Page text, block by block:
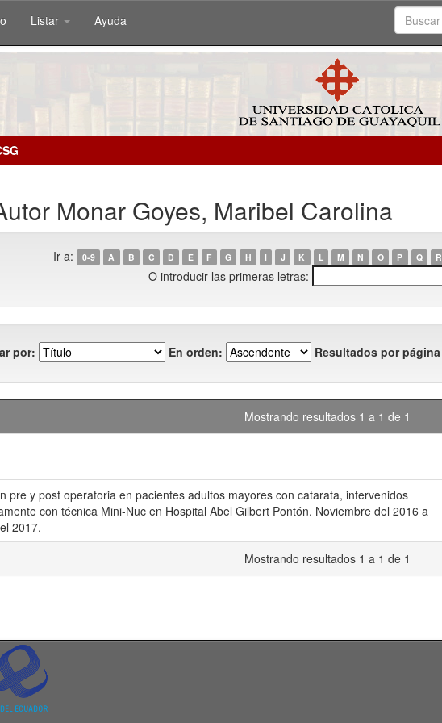
Listar Ayuda
Monar Goyes, Maribel Carolina
Ir a: 0-9 A B C D E F G H I J K L M N O P Q R
O introducir las primeras letras:
por: En orden: Resultados por página
Mostrando resultados 1 a 1 de 1
pre y post operatoria en pacientes adultos mayores con catarata, intervenidos
con técnica Mini-Nuc en Hospital Abel Gilbert Pontón. Noviembre del 2016 a
2017.
Mostrando resultados 1 a 1 de 1